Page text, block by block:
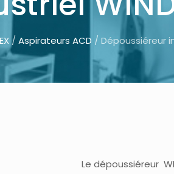
/ Aspirateurs ACD / Dépoussiéreur
Le dépoussiéreur